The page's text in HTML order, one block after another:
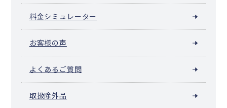
料金シミュレーター
お客様の声
よくあるご質問
取扱除外品